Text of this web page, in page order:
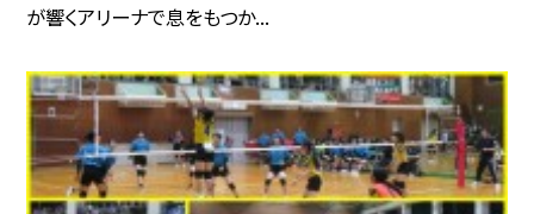
が響くアリーナで息をもつか...